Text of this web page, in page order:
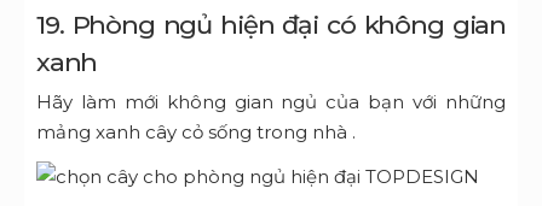
19. Phòng ngủ hiện đại có không gian
xanh
Hãy làm mới không gian ngủ của bạn với những
mảng xanh cây cỏ sống trong nhà .